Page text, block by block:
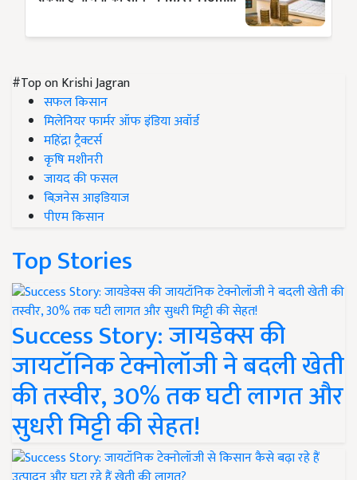
#Top on Krishi Jagran
सफल किसान
मिलेनियर फार्मर ऑफ इंडिया अवॉर्ड
महिंद्रा ट्रैक्टर्स
कृषि मशीनरी
जायद की फसल
बिज़नेस आइडियाज
पीएम किसान
Top Stories
Success Story: जायडेक्स की
जायटॉनिक टेक्नोलॉजी ने बदली खेती
की तस्वीर, 30% तक घटी लागत और
सुधरी मिट्टी की सेहत!